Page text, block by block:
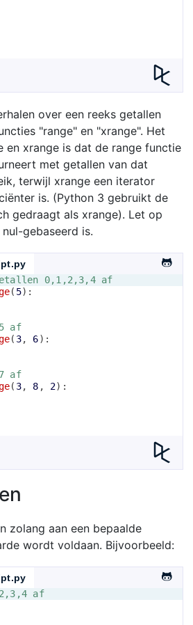
over een reeks getallen
"range" en "xrange". Het
en xrange is dat de range functie
met getallen van dat
terwijl xrange een iterator
is. (Python 3 gebruikt de
gedraagt als xrange). Let op
gebaseerd is.
0,1,2,3,4 af
( 5) :
af
( 3, 6) :
af
( 3, 8 , 2) :
zolang aan een bepaalde
wordt voldaan. Bijvoorbeeld:
af